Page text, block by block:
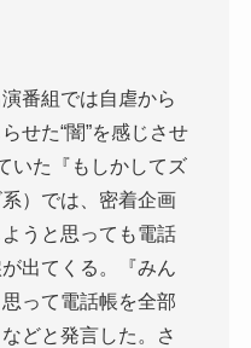
番組では自虐から
せた“闇”を感じさせ
いた『もしかしてズ
）では、密着企画
うと思っても電話
出てくる。『みん
って電話帳を全部
どと発言した。さ